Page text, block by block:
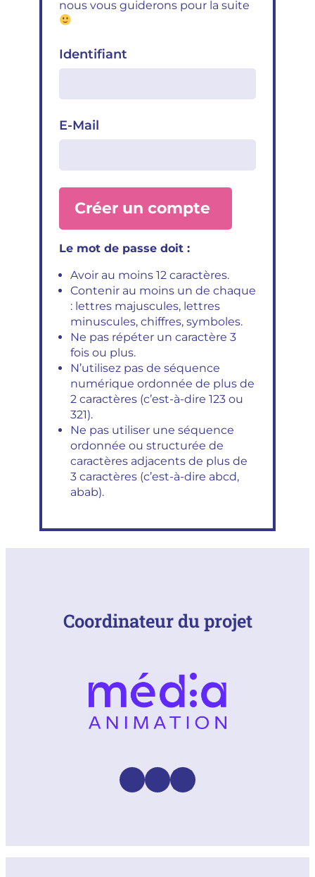
nous vous guiderons pour la suite
Identifiant
E-Mail
Le mot de passe doit :
Avoir au moins 12 caractères.
Contenir au moins un de chaque
: lettres majuscules, lettres
minuscules, chiffres, symboles.
Ne pas répéter un caractère 3
fois ou plus.
N’utilisez pas de séquence
numérique ordonnée de plus de
2 caractères (c’est-à-dire 123 ou
321).
Ne pas utiliser une séquence
ordonnée ou structurée de
caractères adjacents de plus de
3 caractères (c’est-à-dire abcd,
abab).
Coordinateur du projet
Facebook
Instagram
LinkedIn